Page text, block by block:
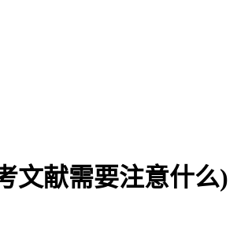
文献需要注意什么)